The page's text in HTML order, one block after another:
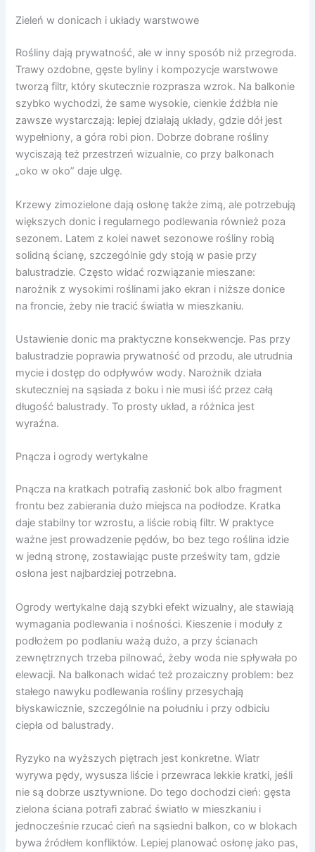
Zieleń w donicach i układy warstwowe
Rośliny dają prywatność, ale w inny sposób niż przegroda.
Trawy ozdobne, gęste byliny i kompozycje warstwowe
tworzą filtr, który skutecznie rozprasza wzrok. Na balkonie
szybko wychodzi, że same wysokie, cienkie źdźbła nie
zawsze wystarczają: lepiej działają układy, gdzie dół jest
wypełniony, a góra robi pion. Dobrze dobrane rośliny
wyciszają też przestrzeń wizualnie, co przy balkonach
„oko w oko” daje ulgę.
Krzewy zimozielone dają osłonę także zimą, ale potrzebują
większych donic i regularnego podlewania również poza
sezonem. Latem z kolei nawet sezonowe rośliny robią
solidną ścianę, szczególnie gdy stoją w pasie przy
balustradzie. Często widać rozwiązanie mieszane:
narożnik z wysokimi roślinami jako ekran i niższe donice
na froncie, żeby nie tracić światła w mieszkaniu.
Ustawienie donic ma praktyczne konsekwencje. Pas przy
balustradzie poprawia prywatność od przodu, ale utrudnia
mycie i dostęp do odpływów wody. Narożnik działa
skuteczniej na sąsiada z boku i nie musi iść przez całą
długość balustrady. To prosty układ, a różnica jest
wyraźna.
Pnącza i ogrody wertykalne
Pnącza na kratkach potrafią zasłonić bok albo fragment
frontu bez zabierania dużo miejsca na podłodze. Kratka
daje stabilny tor wzrostu, a liście robią filtr. W praktyce
ważne jest prowadzenie pędów, bo bez tego roślina idzie
w jedną stronę, zostawiając puste prześwity tam, gdzie
osłona jest najbardziej potrzebna.
Ogrody wertykalne dają szybki efekt wizualny, ale stawiają
wymagania podlewania i nośności. Kieszenie i moduły z
podłożem po podlaniu ważą dużo, a przy ścianach
zewnętrznych trzeba pilnować, żeby woda nie spływała po
elewacji. Na balkonach widać też prozaiczny problem: bez
stałego nawyku podlewania rośliny przesychają
błyskawicznie, szczególnie na południu i przy odbiciu
ciepła od balustrady.
Ryzyko na wyższych piętrach jest konkretne. Wiatr
wyrywa pędy, wysusza liście i przewraca lekkie kratki, jeśli
nie są dobrze usztywnione. Do tego dochodzi cień: gęsta
zielona ściana potrafi zabrać światło w mieszkaniu i
jednocześnie rzucać cień na sąsiedni balkon, co w blokach
bywa źródłem konfliktów. Lepiej planować osłonę jako pas,